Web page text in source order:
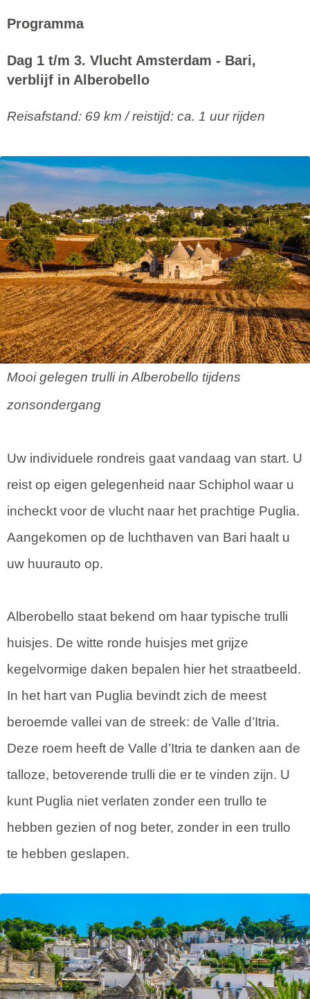
Programma
Dag 1 t/m 3. Vlucht Amsterdam - Bari,
verblijf in Alberobello
Reisafstand: 69 km / reistijd: ca. 1 uur rijden
Mooi gelegen trulli in Alberobello tijdens
zonsondergang
Uw individuele rondreis gaat vandaag van start. U
reist op eigen gelegenheid naar Schiphol waar u
incheckt voor de vlucht naar het prachtige Puglia.
Aangekomen op de luchthaven van Bari haalt u
uw huurauto op.
Alberobello staat bekend om haar typische trulli
huisjes. De witte ronde huisjes met grijze
kegelvormige daken bepalen hier het straatbeeld.
In het hart van Puglia bevindt zich de meest
beroemde vallei van de streek: de Valle d’Itria.
Deze roem heeft de Valle d’Itria te danken aan de
talloze, betoverende trulli die er te vinden zijn. U
kunt Puglia niet verlaten zonder een trullo te
hebben gezien of nog beter, zonder in een trullo
te hebben geslapen.